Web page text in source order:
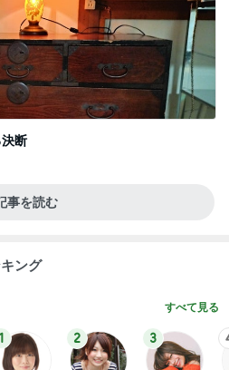
断
事を読む
ング
すべて見る
1 2 3